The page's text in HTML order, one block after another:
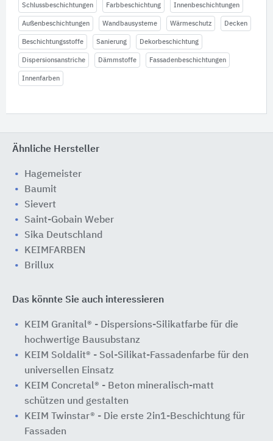
Schlussbeschichtungen Farbbeschichtung Innenbeschichtungen
Außenbeschichtungen Wandbausysteme Wärmeschutz Decken
Beschichtungsstoffe Sanierung Dekorbeschichtung
Dispersionsanstriche Dämmstoffe Fassadenbeschichtungen
Innenfarben
Ähnliche Hersteller
Hagemeister
Baumit
Sievert
Saint-Gobain Weber
Sika Deutschland
KEIMFARBEN
Brillux
Das könnte Sie auch interessieren
KEIM Granital® - Dispersions-Silikatfarbe für die
hochwertige Bausubstanz
KEIM Soldalit® - Sol-Silikat-Fassadenfarbe für den
universellen Einsatz
KEIM Concretal® - Beton mineralisch-matt
schützen und gestalten
KEIM Twinstar® - Die erste 2in1-Beschichtung für
Fassaden